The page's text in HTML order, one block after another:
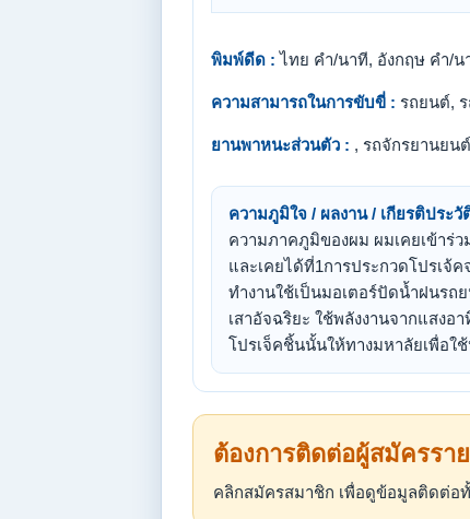
พิมพ์ดีด : ไทย คำ/นาที, อังกฤษ คำ/น
ความสามารถในการขับขี่ : รถยนต์,
ยานพาหนะส่วนตัว : , รถจักรยานยนต์
ความภูมิใจ / ผลงาน / เกียรติประวั
ความภาคภูมิของผม ผมเคยเข้าร่
และเคยได้ที่1การประกวดโปรเจ้
ทำงานใช้เป็นมอเตอร์ปัดน้ำฝนร
เสาอัจฉริยะ ใช้พลังงานจากแสง
โปรเจ็คชิ้นนั้นให้ทางมหาลัยเพื่อใ
ต้องการติดต่อผู้สมัครรา
คลิกสมัครสมาชิก เพื่อดูข้อมูลติดต่อ